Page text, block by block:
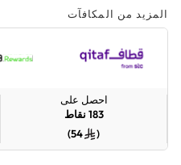
المزيد من المكافآت
احصل على
183 نقاط
(
54
)